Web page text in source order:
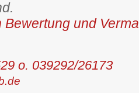
Bewertung und
o. 039292/26173